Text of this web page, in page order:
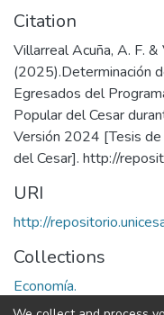
Citation
Villarreal Acuña, A. F. &
(2025).Determinación
Egresados del
Popular del Cesar
Versión 2024 [Tesis
del Cesar]. http://
URI
http://
Collections
Economía.